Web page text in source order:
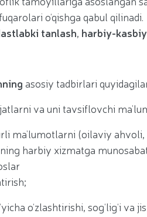
etilgan yodgorlik
Qurolli Kuchlari
xodimlaridan bir
/ Prezident Shavkat
texnologiyalar,
/ / Ma'naviy-
ravishda olib
/ / Farg‘ona viloyatida
tinglovchilar uchun
saviyada bo'lib o'tdi.
/ / Davlatimiz
yuzasidan, Milliy
Surxondaryo viloyati
musobaqada
ishtirokidagi ochiq
ko‘rgazmali
apparatlarini qo‘llash
tartibi hamda fuqarolar
o‘qishga qabul qilinadi.
tanlash, harbiy-
asosiy tadbirlari
va uni tavsiflovchi
ma’lumotlarni (oilaviy
harbiy xizmatga
o‘zlashtirishi, sog‘lig‘i